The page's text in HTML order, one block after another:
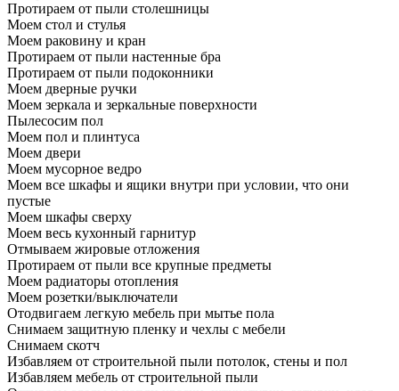
Протираем от пыли столешницы
Моем стол и стулья
Моем раковину и кран
Протираем от пыли настенные бра
Протираем от пыли подоконники
Моем дверные ручки
Моем зеркала и зеркальные поверхности
Пылесосим пол
Моем пол и плинтуса
Моем двери
Моем мусорное ведро
Моем все шкафы и ящики внутри при условии, что они
пустые
Моем шкафы сверху
Моем весь кухонный гарнитур
Отмываем жировые отложения
Протираем от пыли все крупные предметы
Моем радиаторы отопления
Моем розетки/выключатели
Отодвигаем легкую мебель при мытье пола
Снимаем защитную пленку и чехлы с мебели
Снимаем скотч
Избавляем от строительной пыли потолок, стены и пол
Избавляем мебель от строительной пыли